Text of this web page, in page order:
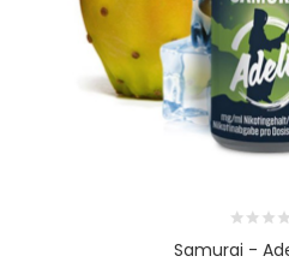
Samurai -